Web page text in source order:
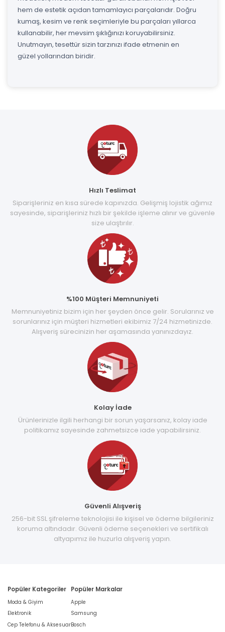
hem de estetik açıdan tamamlayıcı parçalarıdır. Doğru
kumaş, kesim ve renk seçimleriyle bu parçaları yıllarca
kullanabilir, her mevsim şıklığınızı koruyabilirsiniz.
Unutmayın, tesettür sizin tarzınızı ifade etmenin en
güzel yollarından biridir.
Hızlı Teslimat
Siparişleriniz en kısa sürede kapınızda. Gelişmiş lojistik ağımız
sayesinde, siparişleriniz hızlı bir şekilde işleme alınır ve güvenle
size ulaştırılır.
%100 Müşteri Memnuniyeti
Memnuniyetiniz bizim için her şeyden önce gelir. Sorularınız ve
sorunlarınız için müşteri hizmetleri ekibimiz 7/24 hizmetinizde.
Alışveriş sürecinizin her aşamasında yanınızdayız.
Kolay İade
Ürünlerinizle ilgili herhangi bir sorun yaşarsanız, kolay iade
politikamız sayesinde zahmetsizce iade yapabilirsiniz.
Güvenli Alışveriş
256-bit SSL şifreleme teknolojisi ile kişisel ve ödeme bilgileriniz
koruma altındadır. Güvenli ödeme seçenekleri ve sertifikalı
altyapımız ile huzurla alışveriş yapın.
Popüler Kategoriler
Moda & Giyim
Elektronik
Cep Telefonu & Aksesuar
Popüler Markalar
Apple
Samsung
Bosch